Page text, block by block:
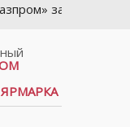
за отключения